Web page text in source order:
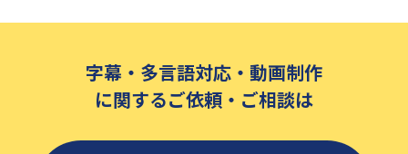
字幕・多言語対応・動画制作
に関するご依頼・ご相談は